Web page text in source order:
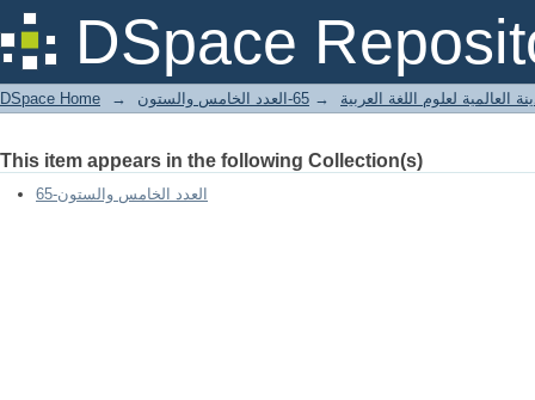
DSpace
معيار تصنيف الأصوات
DSpace Home → العالمية لعلوم اللغة العربية → 65-العدد الخامس والستون
This item appears in the following Collection(s)
65-العدد الخامس والستون